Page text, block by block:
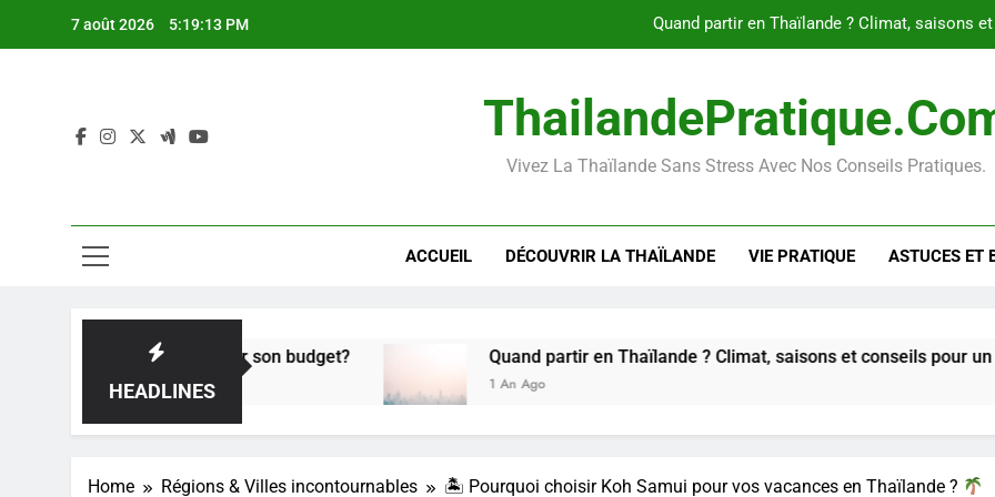
7 août 2026 5:19:14 PM Le guide ultime des
Internet en Thaïlande : Comment
Quand partir en Thaïlande ? Climat, saisons
Le guide ultime des
Vivez La Thaïlande Sans Stress Avec Nos Conseils Pratiques.
ACCUEIL DÉCOUVRIR LA THAÏLANDE VIE PRATIQUE ASTUCES ET
HEADLINES
sans exploser son budget? Quand partir en Thaïlande ? Climat, saisons et conseils pour un voyage
Home Régions & Villes incontournables 🏝 Pourquoi choisir Koh Samui pour vos vacances en Thaïlande ?